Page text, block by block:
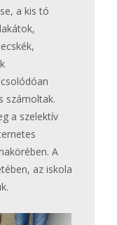
a kis tó
számoltak.
a szelektív
A
az iskola